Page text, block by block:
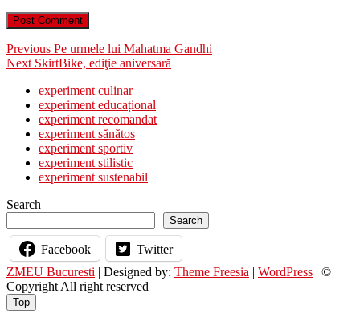
Post
navigation
Previous Previous
post:
Pe urmele lui Mahatma Gandhi
Next Next
SkirtBike, ediţie aniversară
experiment culinar
experiment educațional
experiment recomandat
experiment sănătos
experiment sportiv
experiment stilistic
experiment sustenabil
Search
Search
Facebook
Twitter
ZMEU Bucuresti | Designed by: Theme Freesia | WordPress | ©
Copyright All right reserved
Top